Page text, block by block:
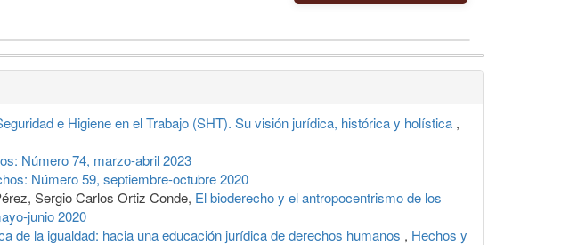
e Higiene en el Trabajo (SHT). Su visión jurídica, histórica y holística ,
Número 74, marzo-abril 2023
Número 59, septiembre-octubre 2020
Sergio Carlos Ortiz Conde, El bioderecho y el antropocentrismo de los
junio 2020
de la igualdad: hacia una educación jurídica de derechos humanos , Hechos y